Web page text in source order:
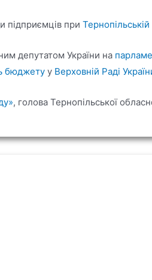
підприємців при
депутатом України на
бюджету у Верховній Раді
, голова Тернопільської